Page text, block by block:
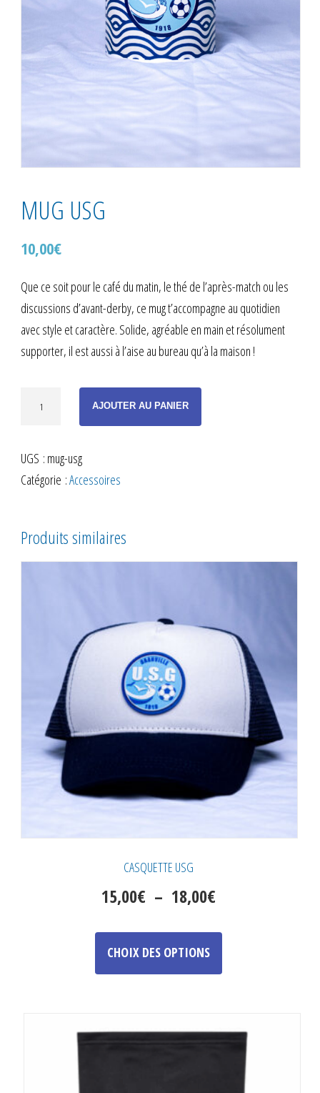
MUG USG
10,00€
Que ce soit pour le café du matin, le thé de l’après-match ou les
discussions d’avant-derby, ce mug t’accompagne au quotidien
avec style et caractère. Solide, agréable en main et résolument
supporter, il est aussi à l’aise au bureau qu’à la maison !
USG
AJOUTER AU PANIER
UGS : mug-usg
Catégorie :Accessoires
Produits similaires
CASQUETTE USG
15,00€ – 18,00€
15,00€
18,00€
CHOIX DES OPTIONS
Ce
a
Les
options
peuvent